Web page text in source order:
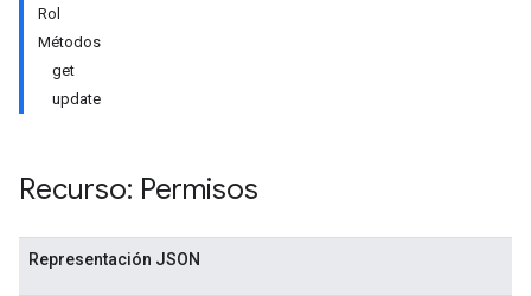
Rol
Métodos
get
update
Recurso: Permisos
Representación JSON